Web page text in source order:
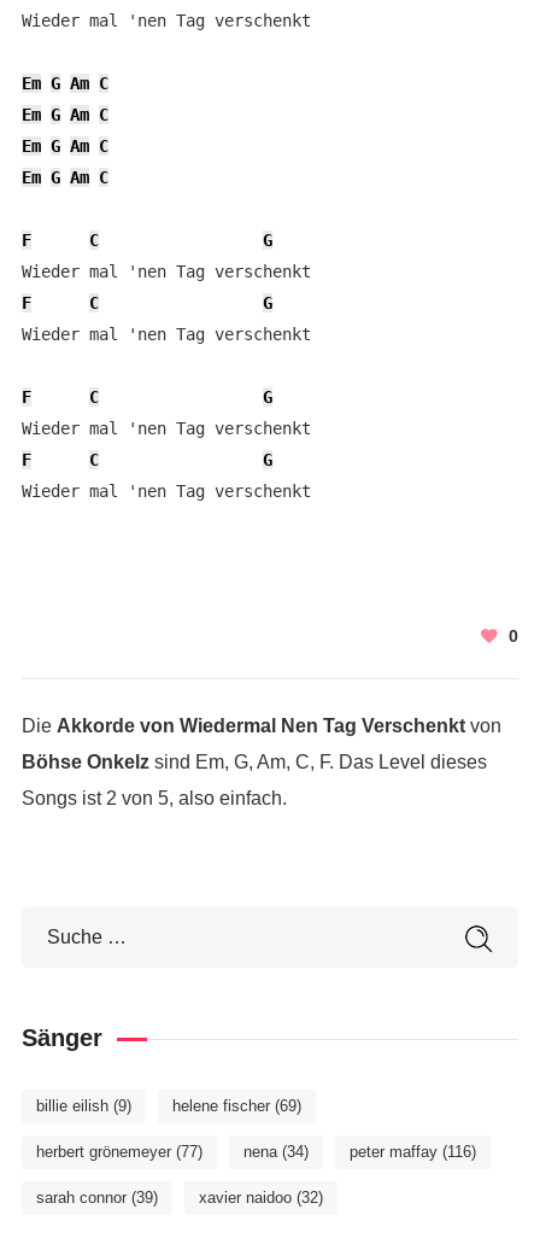
Wieder mal 'nen Tag verschenkt
Em G Am C
Em G Am C
Em G Am C
Em G Am C
F C
G
F
C
G
Wieder mal 'nen Tag verschenkt
F C
G
F
C
G
Wieder mal 'nen Tag verschenkt
0
Die Akkorde von Wiedermal Nen Tag Verschenktvon
Böhse Onkelzsind Em, G, Am, C, F. Das Level dieses
Songs ist 2 von 5, also einfach.
Sänger
billie eilish(9) helene fischer(69)
herbert grönemeyer(77) nena(34) peter maffay(116)
sarah connor(39) xavier naidoo(32)